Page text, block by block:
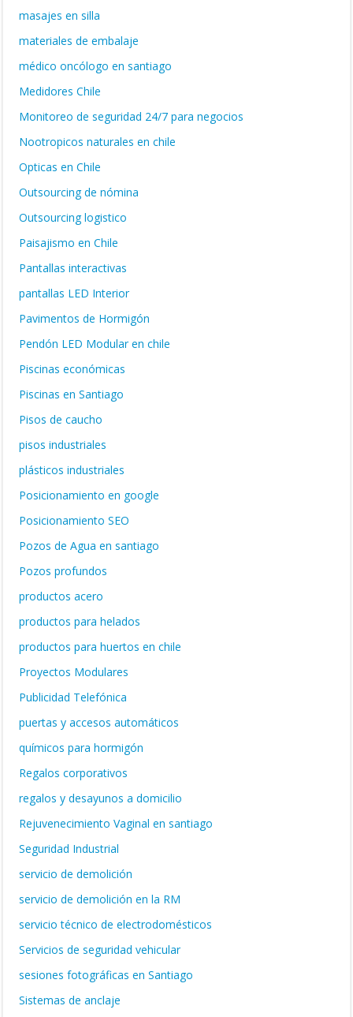
masajes en silla
materiales de embalaje
médico oncólogo en santiago
Medidores Chile
Monitoreo de seguridad 24/7 para negocios
Nootropicos naturales en chile
Opticas en Chile
Outsourcing de nómina
Outsourcing logistico
Paisajismo en Chile
Pantallas interactivas
pantallas LED Interior
Pavimentos de Hormigón
Pendón LED Modular en chile
Piscinas económicas
Piscinas en Santiago
Pisos de caucho
pisos industriales
plásticos industriales
Posicionamiento en google
Posicionamiento SEO
Pozos de Agua en santiago
Pozos profundos
productos acero
productos para helados
productos para huertos en chile
Proyectos Modulares
Publicidad Telefónica
puertas y accesos automáticos
químicos para hormigón
Regalos corporativos
regalos y desayunos a domicilio
Rejuvenecimiento Vaginal en santiago
Seguridad Industrial
servicio de demolición
servicio de demolición en la RM
servicio técnico de electrodomésticos
Servicios de seguridad vehicular
sesiones fotográficas en Santiago
Sistemas de anclaje